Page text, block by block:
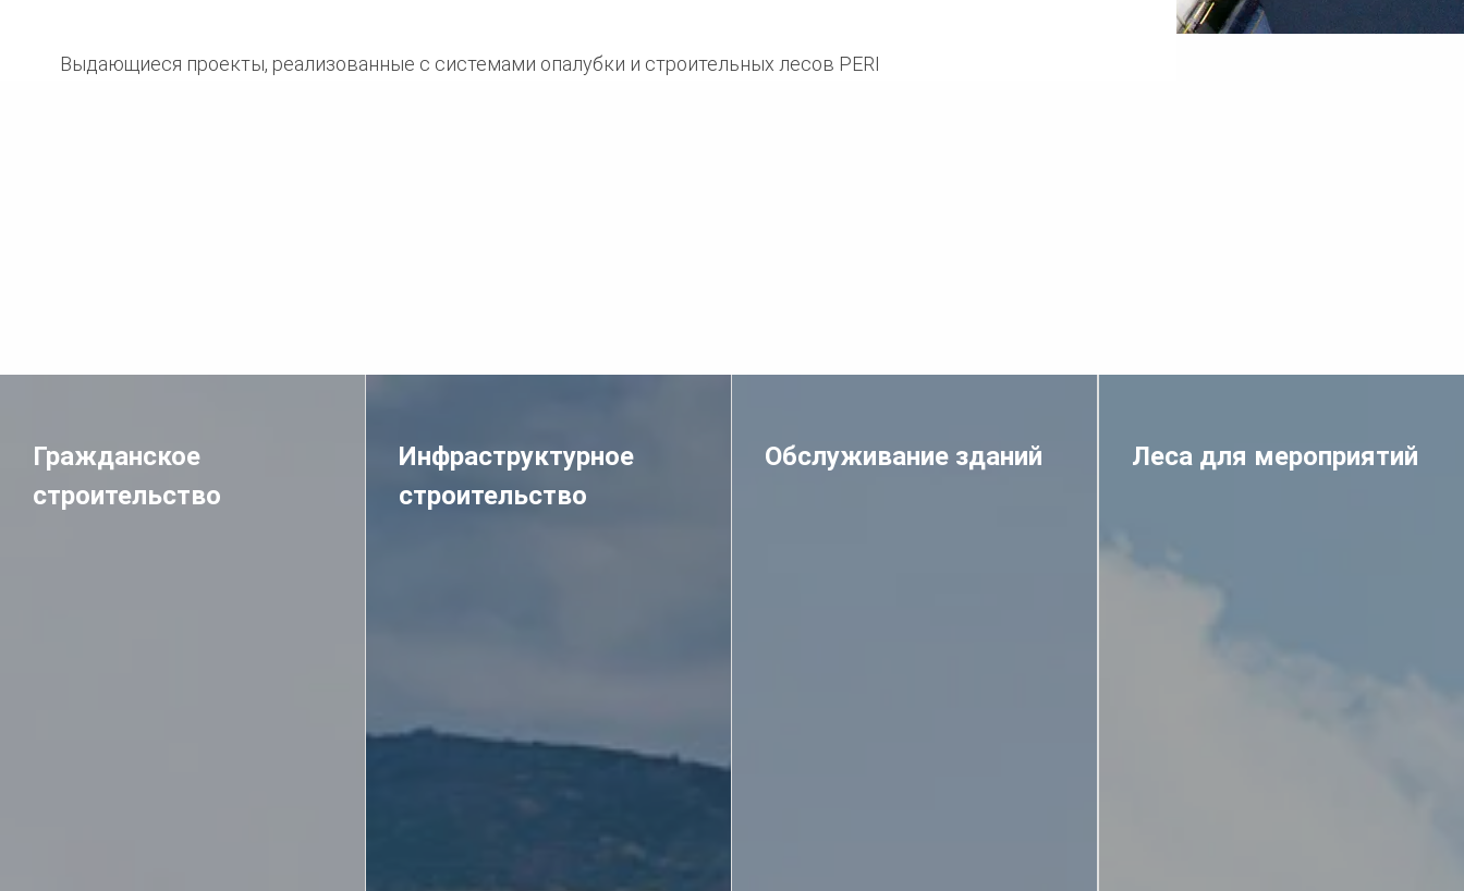
Выдающиеся проекты, реализованные с системами опалубки и строительных лесов PERI
Гражданское
строительство
Инфраструктурное
строительство
Обслуживание зданий Леса для мероприятий